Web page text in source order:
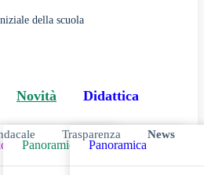
della scuola
Novità
Panoramica
Didattica
Panoramica
Trasparenza News